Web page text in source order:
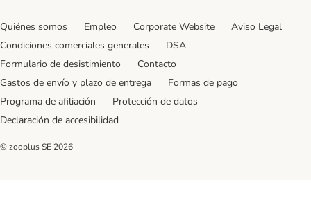
Quiénes somos Empleo Corporate Website
Aviso Legal
Condiciones comerciales generales
DSA
Formulario de desistimiento
Contacto
Gastos de envío y plazo de entrega
Formas de pago
Programa de afiliación
Protección de datos
Declaración de accesibilidad
© zooplus SE 2026